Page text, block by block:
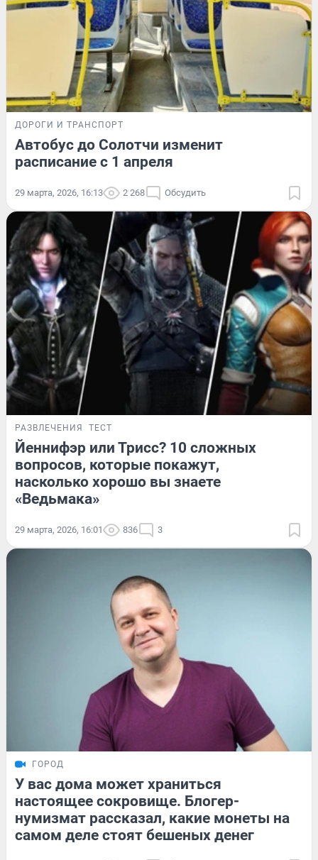
ДОРОГИ И ТРАНСПОРТ
Автобус до Солотчи изменит
расписание с 1 апреля
29 марта, 2026, 16:13 2 268 Обсудить
РАЗВЛЕЧЕНИЯ ТЕСТ
Йеннифэр или Трисс? 10 сложных
вопросов, которые покажут,
насколько хорошо вы знаете
«Ведьмака»
29 марта, 2026, 16:01 836 3
ГОРОД
У вас дома может храниться
настоящее сокровище. Блогер-
нумизмат рассказал, какие монеты на
самом деле стоят бешеных денег